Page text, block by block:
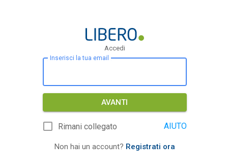
Accedi
Inserisci la tua email
AVANTI
Rimani collegato AIUTO
Non hai un account? Registrati ora